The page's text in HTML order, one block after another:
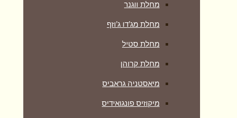
מחלת ווגנר
מחלת מג’דו ג’וזף
מחלת סטיל
מחלת קרוהן
מיאסטניה גראביס
מיקוזיס פונגואידיס